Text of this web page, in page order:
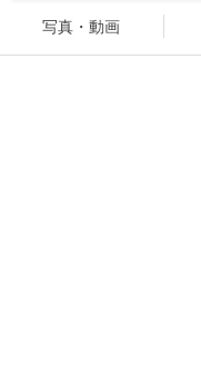
写真・動画